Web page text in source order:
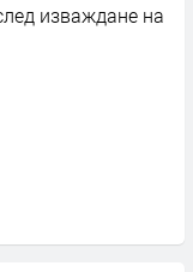
изваждане на